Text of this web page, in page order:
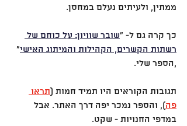
ממתין, ולעיתים נעלם במחסן.
כך קרה גם ל- ״שובר שוויון: על כוחם של
רשתות הקשרים, הקהילות והמיתוג האישי״
,הספר שלי.
תגובות הקוראים היו תמיד חמות (תראו
פה), והספר נמכר יפה דרך האתר. אבל
במדפי החנויות - שקט.